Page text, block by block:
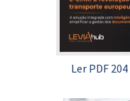
Ler PDF 204